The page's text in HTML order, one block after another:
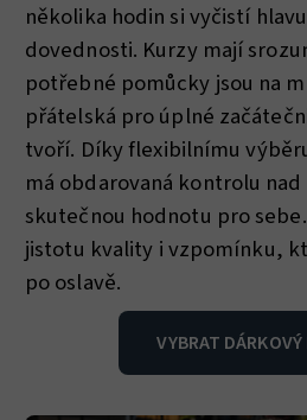
několika hodin si vyčistí
dovednosti. Kurzy mají
potřebné pomůcky jsou na
přátelská pro úplné
tvoří. Díky flexibilnímu
má obdarovaná kontrolu
skutečnou hodnotu pro
jistotu kvality i vzpomínku,
po oslavě.
VYBRAT